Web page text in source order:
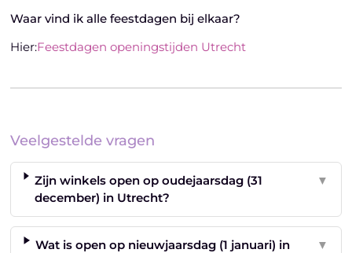
Waar vind ik alle feestdagen bij elkaar?
Hier:Feestdagen openingstijden Utrecht
Veelgestelde vragen
Zijn winkels open op oudejaarsdag (31
december) in Utrecht?
▼
Wat is open op nieuwjaarsdag (1 januari) in
▼